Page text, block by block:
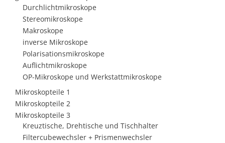
Durchlichtmikroskope
Stereomikroskope
Makroskope
inverse Mikroskope
Polarisationsmikroskope
Auflichtmikroskope
OP-Mikroskope und Werkstattmikroskope
Mikroskopteile 1
Mikroskopteile 2
Mikroskopteile 3
Kreuztische, Drehtische und Tischhalter
Filtercubewechsler + Prismenwechsler